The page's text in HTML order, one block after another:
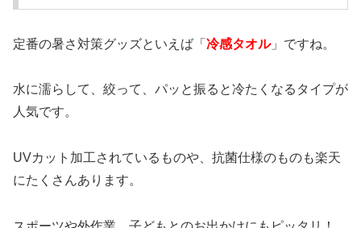
定番の暑さ対策グッズといえば「 冷感タオル」ですね。
水に濡らして、絞って、パッと振ると冷たくなるタイプが
人気です。
UVカット加工されているものや、抗菌仕様のものも楽天
にたくさんあります。